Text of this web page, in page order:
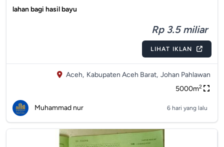
lahan bagi hasil bayu
Rp 3.5 miliar
LIHAT IKLAN
Aceh, Kabupaten Aceh Barat, Johan Pahlawan
5000m2
Muhammad nur 6 hari yang lalu